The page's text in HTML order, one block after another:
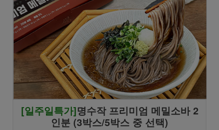
[일주일특가]명수작 프리미엄 메밀소바 2
인분 (3박스/5박스 중 선택)